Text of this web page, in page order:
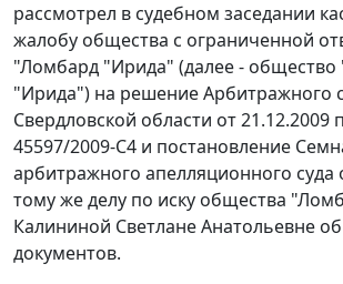
рассмотрел в судебном заседании
жалобу общества с ограниченной
"Ломбард "Ирида" (далее -
"Ирида") на решение Арбитражного
Свердловской области от 21.12.2009
45597/2009-С4 и постановление
арбитражного апелляционного суда
тому же делу по иску общества
Калининой Светлане Анатольевне
документов.